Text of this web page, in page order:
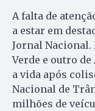
A falta de
a estar em
Jornal
Verde e outro
a vida após
Nacional de
milhões de